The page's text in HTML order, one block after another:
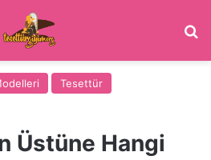
Tesettür
Üstüne Hangi